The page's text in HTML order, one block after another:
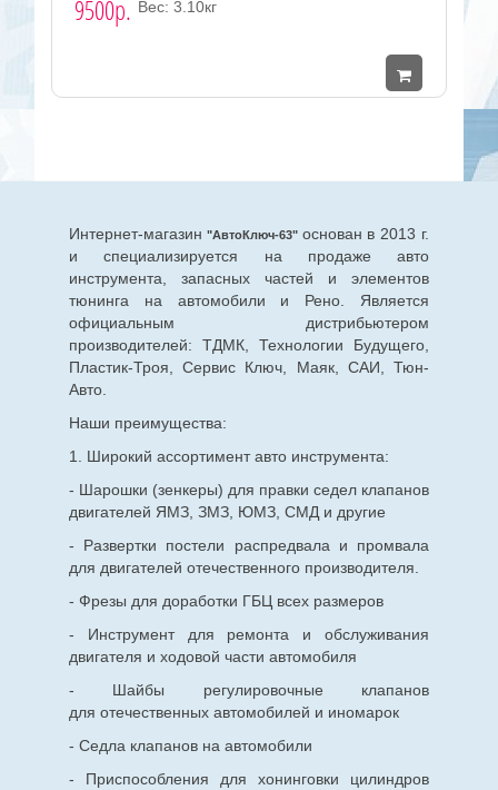
9500р. Вес: 3.10кг
Интернет-магазин "АвтоКлюч-63" основан в 2013 г.
и специализируется на продаже авто
инструмента, запасных частей и элементов
тюнинга на автомобили и Рено. Является
официальным дистрибьютером
производителей: ТДМК, Технологии Будущего,
Пластик-Троя, Сервис Ключ, Маяк, САИ, Тюн-
Авто.
Наши преимущества:
1. Широкий ассортимент авто инструмента:
- Шарошки (зенкеры) для правки седел клапанов
двигателей ЯМЗ, ЗМЗ, ЮМЗ, СМД и другие
- Развертки постели распредвала и промвала
для двигателей отечественного производителя.
- Фрезы для доработки ГБЦ всех размеров
- Инструмент для ремонта и обслуживания
двигателя и ходовой части автомобиля
- Шайбы регулировочные клапанов
для отечественныхавтомобилей и иномарок
- Седла клапанов на автомобили
- Приспособления для хонинговки цилиндров